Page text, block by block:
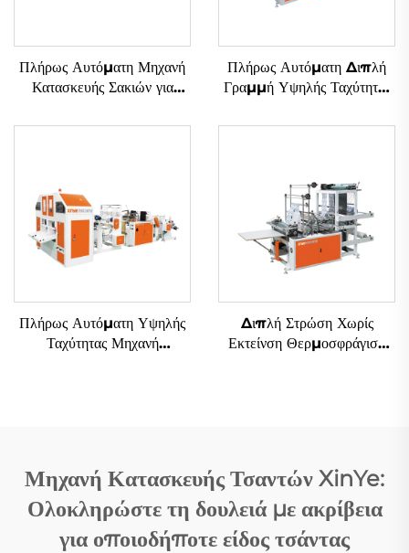
Πλήρως Αυτόματη Μηχανή
Κατασκευής Σακιών για
Διπλές Γραμμές και
Πλήρως Αυτόματη Διπλή
Γραμμή Υψηλής Ταχύτητας
από Πλαστικά με Εικόνα T-
Πλήρως Αυτόματη Υψηλής
Ταχύτητας Μηχανή
Διπλή Στρώση Χωρίς
Εκτείνση Θερμοσφράγιση
Μηχανή Κατασκευής Τσαντών XinYe:
Ολοκληρώστε τη δουλειά με ακρίβεια
για οποιοδήποτε είδος τσάντας